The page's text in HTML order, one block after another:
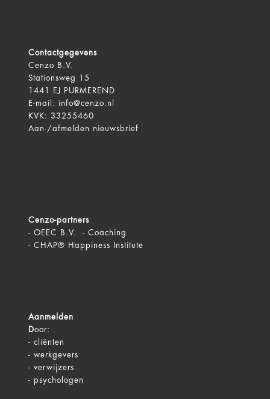
Contactgegevens
Cenzo B.V.
Stationsweg 15
1441 EJ PURMEREND
E-mail:
info@cenzo.nl
KVK: 33255460
Aan-/afmelden
nieuwsbrief
Cenzo-partners
- OEEC B.V. - Coaching
- CHAP® Happiness Institute
Aanmelden
Door:
- cliënten
- werkgevers
- verwijzers
- psychologen